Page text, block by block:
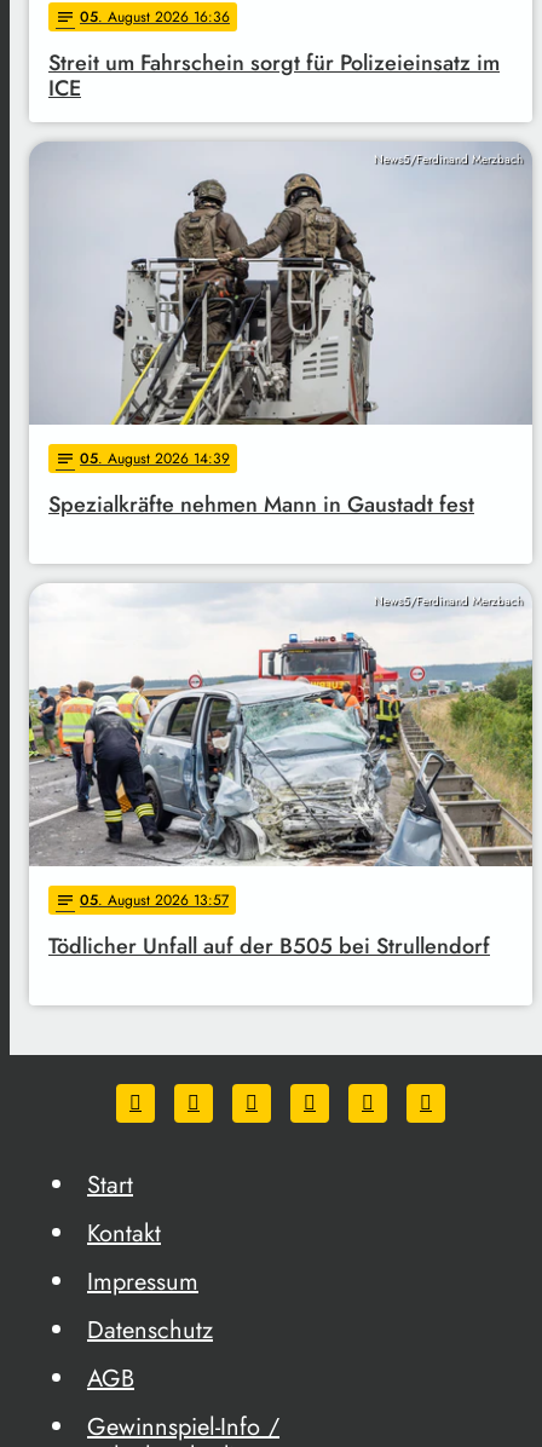
notes 05. August 2026 16:36
Streit um Fahrschein sorgt für Polizeieinsatz im
ICE
News5/Ferdinand Merzbach
notes 05. August 2026 14:39
Spezialkräfte nehmen Mann in Gaustadt fest
News5/Ferdinand Merzbach
notes 05. August 2026 13:57
Tödlicher Unfall auf der B505 bei Strullendorf
Start
Kontakt
Impressum
Datenschutz
AGB
Gewinnspiel-Info /